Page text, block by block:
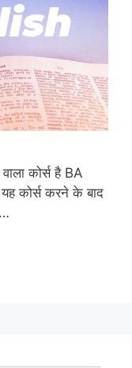
कोर्स है BA
कोर्स करने के बाद